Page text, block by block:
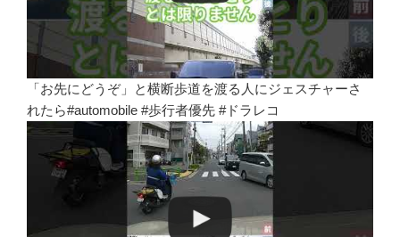
「お先にどうぞ」と横断歩道を渡る人にジェスチャーさ
れたら#automobile #歩行者優先 #ドラレコ